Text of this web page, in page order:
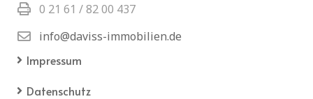
0 21 61 / 82 00 437
info@daviss-immobilien.de
Impressum
Datenschutz